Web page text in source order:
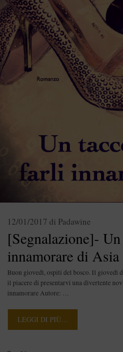
[Segnalazione]-
innamorare di
12/01/2017 di Padawine
Buon giovedì, ospiti del bosco. Il giovedì
il piacere di presentarvi una divertente
innamorare Autore: …
LEGGI DI PIÙ…